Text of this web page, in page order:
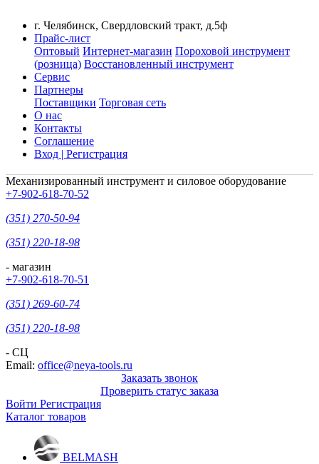
г. Челябинск, Свердловский тракт, д.5ф
Прайс-лист
Оптовый Интернет-магазин Пороховой инструмент
(розница) Восстановленный инструмент
Сервис
Партнеры
Поставщики Торговая сеть
О нас
Контакты
Соглашение
Вход | Регистрация
Механизированный инструмент и силовое оборудование
+7-902-618-70-52
(351) 270-50-94
(351) 220-18-98
- магазин
+7-902-618-70-51
(351) 269-60-74
(351) 220-18-98
- СЦ
Email: office@neya-tools.ru
Заказать звонок
Проверить статус заказа
Войти Регистрация
Каталог товаров
BELMASH